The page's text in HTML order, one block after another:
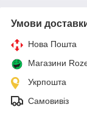
Умови
Нова Пошта
Магазини
Укрпошта
Самовивіз